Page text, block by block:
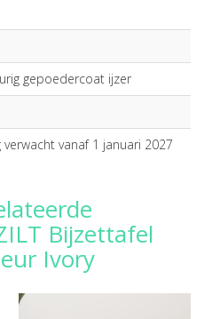
gepoedercoat ijzer
verwacht vanaf 1 januari 2027
Bijzettafel
Ivory